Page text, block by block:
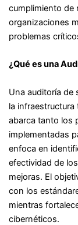
cumplimiento de
organizaciones
problemas
¿Qué es una
Una auditoría de
la
abarca tanto los
implementadas
enfoca en
efectividad de
mejoras. El
con los
mientras
cibernéticos.